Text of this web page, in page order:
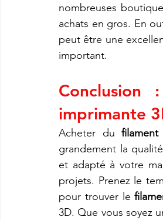
nombreuses
achats en gros. En
peut être une
important.
imprimante
Acheter du filament
grandement la
et adapté à votre
projets. Prenez le
pour trouver le
3D. Que vous soyez